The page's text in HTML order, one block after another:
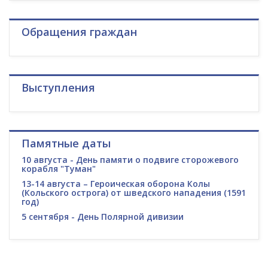
Обращения граждан
Выступления
Памятные даты
10 августа - День памяти о подвиге сторожевого
корабля "Туман"
13-14 августа – Героическая оборона Колы
(Кольского острога) от шведского нападения (1591
год)
5 сентября - День Полярной дивизии